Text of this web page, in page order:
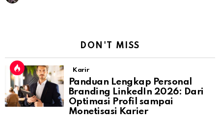
DON'T MISS
Karir
Panduan Lengkap Personal
Branding LinkedIn 2026: Dari
Optimasi Profil sampai
Monetisasi Karier